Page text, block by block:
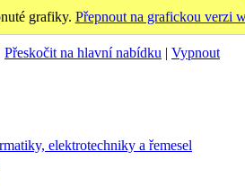
grafiky. Přepnout na grafickou verzi
Přeskočit na hlavní nabídku | Vypnout
elektrotechniky a řemesel